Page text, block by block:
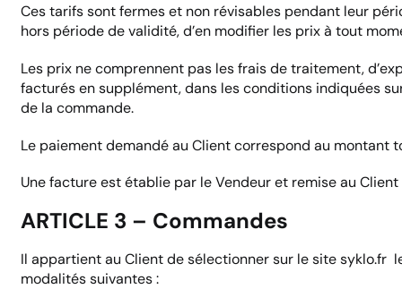
Ces tarifs sont fermes et non révisables pendant leur
hors période de validité, d’en modifier les prix à tout
Les prix ne comprennent pas les frais de traitement,
facturés en supplément, dans les conditions indiquées
de la commande.
Le paiement demandé au Client correspond au montant
Une facture est établie par le Vendeur et remise au
ARTICLE 3 – Commandes
Il appartient au Client de sélectionner sur le site syklo.fr
modalités suivantes :